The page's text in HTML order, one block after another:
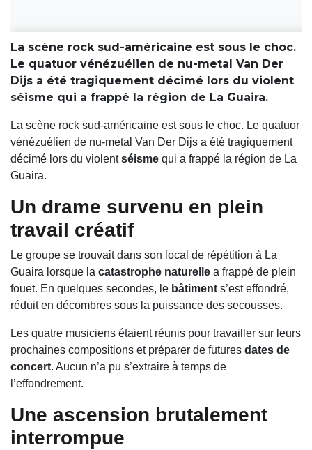
La scène rock sud-américaine est sous le choc.
Le quatuor vénézuélien de nu-metal Van Der
Dijs a été tragiquement décimé lors du violent
séisme qui a frappé la région de La Guaira.
La scène rock sud-américaine est sous le choc. Le quatuor
vénézuélien de nu-metal Van Der Dijs a été tragiquement
décimé lors du violentséisme qui a frappé la région de La
Guaira.
Un drame survenu en plein
travail créatif
Le groupe se trouvait dans son local de répétition à La
Guaira lorsque la catastrophe naturelle a frappé de plein
fouet. En quelques secondes, le bâtiment s’est effondré,
réduit en décombres sous la puissance des secousses.
Les quatre musiciens étaient réunis pour travailler sur leurs
prochaines compositions et préparer de futures dates de
concert. Aucun n’a pu s’extraire à temps de
l’effondrement.
Une ascension brutalement
interrompue